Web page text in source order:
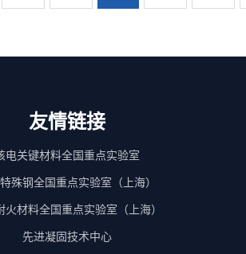
友情链接
电关键材料全国重点实验室
殊钢全国重点实验室（上海）
火材料全国重点实验室（上海）
先进凝固技术中心